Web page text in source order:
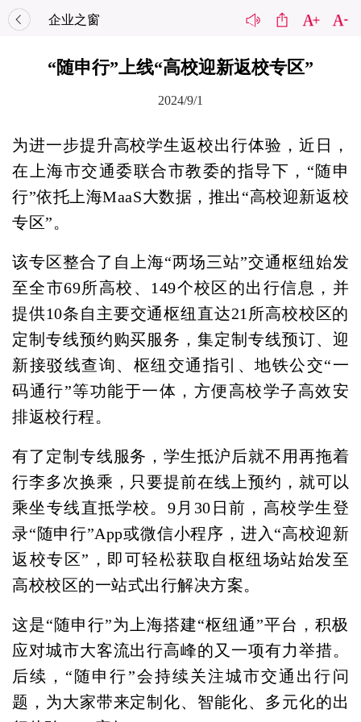
企业之窗
“随申行”上线“高校迎新返校专区”
2024/9/1
为进一步提升高校学生返校出行体验，近日，
在上海市交通委联合市教委的指导下，“随申
行”依托上海MaaS大数据，推出“高校迎新返校
专区”。
该专区整合了自上海“两场三站”交通枢纽始发
至全市69所高校、149个校区的出行信息，并
提供10条自主要交通枢纽直达21所高校校区的
定制专线预约购买服务，集定制专线预订、迎
新接驳线查询、枢纽交通指引、地铁公交“一
码通行”等功能于一体，方便高校学子高效安
排返校行程。
有了定制专线服务，学生抵沪后就不用再拖着
行李多次换乘，只要提前在线上预约，就可以
乘坐专线直抵学校。9月30日前，高校学生登
录“随申行”App或微信小程序，进入“高校迎新
返校专区”，即可轻松获取自枢纽场站始发至
高校校区的一站式出行解决方案。
这是“随申行”为上海搭建“枢纽通”平台，积极
应对城市大客流出行高峰的又一项有力举措。
后续，“随申行”会持续关注城市交通出行问
题，为大家带来定制化、智能化、多元化的出